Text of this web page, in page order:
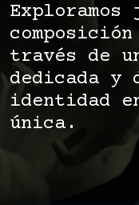
través de
dedicada y
identidad
única.